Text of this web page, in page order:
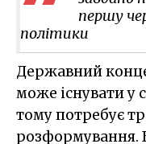
першу
політики
Державний
може існувати у
тому потребує
розформування.